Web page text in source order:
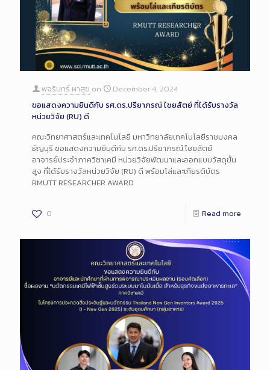
พจรินทร์ ผาสุข on
December 4, 2024
ขอแสดงความยินดีกับ รศ.ดร.ปรียาภรณ์ ไชยสัตย์ ที่ได้รับรางวัล
หน่วยวิจัย (RU) ดี
คณะวิทยาศาสตร์และเทคโนโลยี มหาวิทยาลัยเทคโนโลยีราชมงคล
ธัญบุรี ขอแสดงความยินดีกับ รศ.ดร.ปรียาภรณ์ ไชยสัตย์
อาจารย์ประจำภาควิชาเคมี หน่วยวิจัยพัฒนาและออกแบบวัสดุขั้น
สูง ที่ได้รับรางวัลหน่วยวิจัย (RU) ดี พร้อมโล่และเกียรติบัตร
RMUTT RESEARCHER AWARD
0 Read more